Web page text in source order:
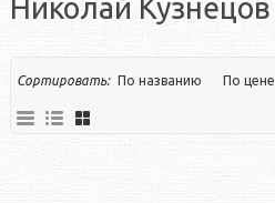
Николай Кузнецов
Сортировать: По названию По цене